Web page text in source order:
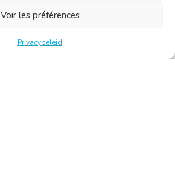
Voir les préférences
Privacybeleid